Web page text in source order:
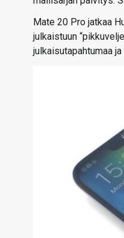
Mate 20 Pro jatkaa
julkaistuun
julkaisutapahtumaa